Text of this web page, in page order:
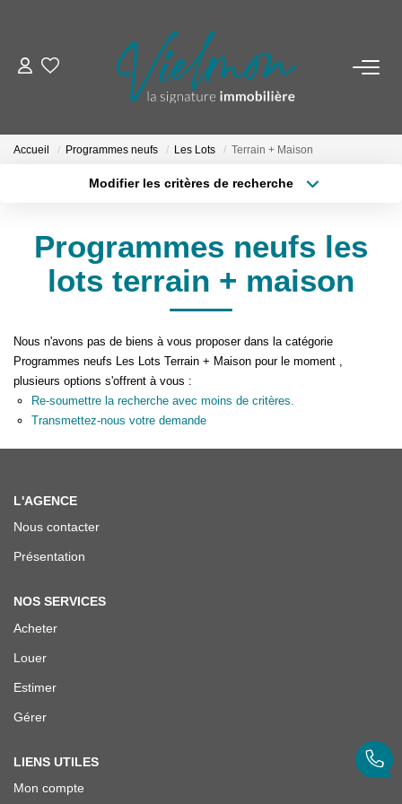
NOS BIENS
Acheter
Biens Vendus
ESTIMER
FAIRE GÉRER
INVESTISSEURS
ENTREPRISES
Accueil Programmes neufs Les Lots Terrain + Maison
Modifier les critères de recherche
Sélectionnez...
Type de bien
Surface min
Créer une alerte
Programmes neufs les lots
terrain + maison
Nous n'avons pas de biens à vous proposer dans la catégorie
Programmes neufs Les Lots Terrain + Maison pour le moment ,
plusieurs options s'offrent à vous :
Re-soumettre la recherche avec moins de critères.
Transmettez-nous votre demande
L'AGENCE
Nous contacter
Présentation
NOS SERVICES
Acheter
Louer
Estimer
Gérer
LIENS UTILES
Mon compte